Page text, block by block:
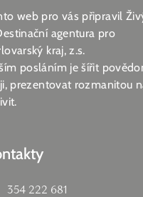
web pro vás připravil
agentura pro
kraj, z.s.
posláním je šířit
prezentovat rozmanitou
354 222 681